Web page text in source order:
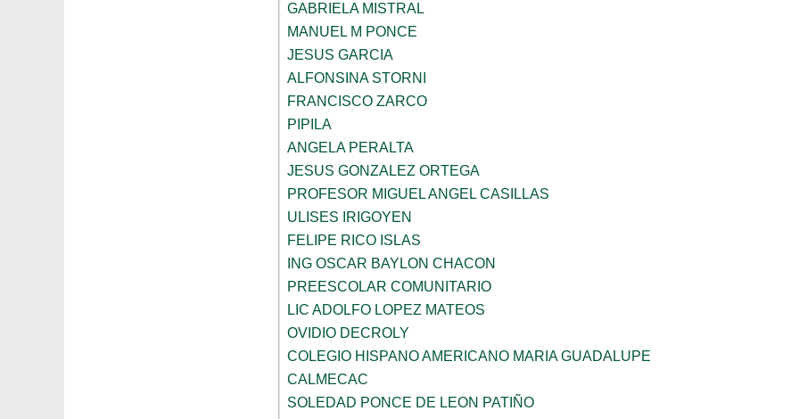
GABRIELA MISTRAL
MANUEL M PONCE
JESUS GARCIA
ALFONSINA STORNI
FRANCISCO ZARCO
PIPILA
ANGELA PERALTA
JESUS GONZALEZ ORTEGA
PROFESOR MIGUEL ANGEL CASILLAS
ULISES IRIGOYEN
FELIPE RICO ISLAS
ING OSCAR BAYLON CHACON
PREESCOLAR COMUNITARIO
LIC ADOLFO LOPEZ MATEOS
OVIDIO DECROLY
COLEGIO HISPANO AMERICANO MARIA GUADALUPE
CALMECAC
SOLEDAD PONCE DE LEON PATIÑO